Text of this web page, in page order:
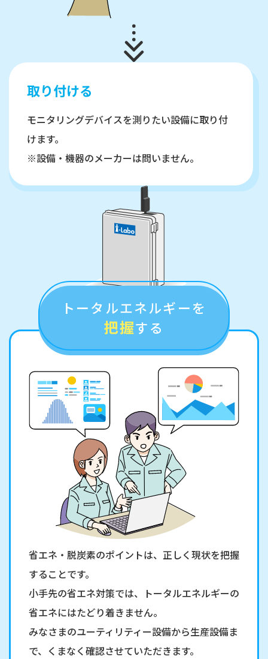
取り付ける
モニタリングデバイスを測りたい設備に取り付
けます。
※設備・機器のメーカーは問いません。
トータルエネルギーを
把握する
省エネ・脱炭素のポイントは、正しく現状を把握
することです。
小手先の省エネ対策では、トータルエネルギーの
省エネにはたどり着きません。
みなさまのユーティリティー設備から生産設備ま
で、くまなく確認させていただきます。